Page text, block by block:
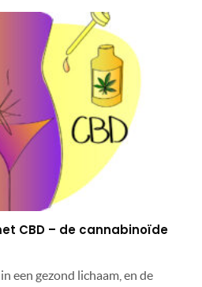
CBD – de cannabinoïde
een gezond lichaam, en de